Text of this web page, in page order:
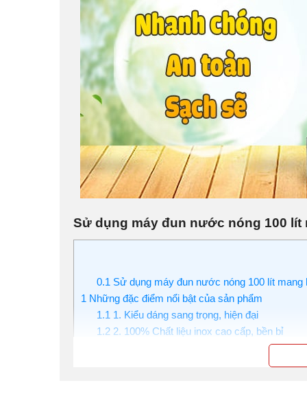
Sử dụng máy đun nước nóng 100
0.1 Sử dụng máy đun nước nóng 100 lít mang
1 Những đặc điểm nổi bật của sản phẩm
1.1 1. Kiểu dáng sang trọng, hiện đại
1.22. 100% Chất liệu inox cao cấp, bền bỉ
3. Thân máy đun nước nóng 100 lít cách
4. Thanh nhiệt đồng công suất cao, gia